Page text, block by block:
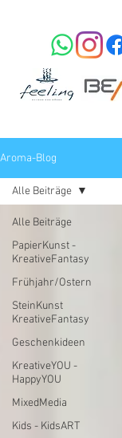
Aroma-Blog
Alle Beiträge
PapierKunst -
KreativeFantasy
Frühjahr/Ostern
SteinKunst
KreativeFantasy
Geschenkideen
KreativeYOU -
HappyYOU
MixedMedia
Kids - KidsART
Alle Beiträge